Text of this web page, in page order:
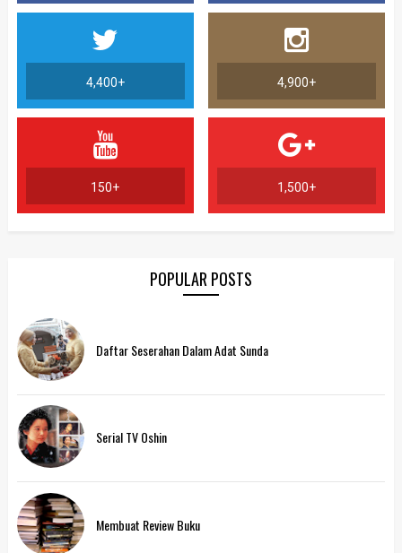
4,400+ 4,900+
150+ 1,500+
POPULAR POSTS
Daftar Seserahan Dalam Adat Sunda
Serial TV Oshin
Membuat Review Buku